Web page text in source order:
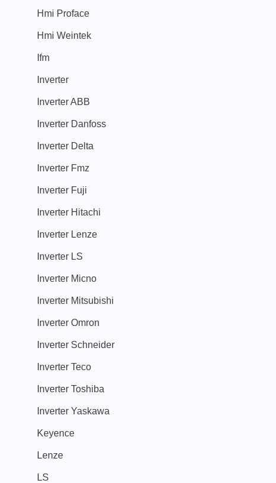
Hmi Proface
Hmi Weintek
Ifm
Inverter
Inverter ABB
Inverter Danfoss
Inverter Delta
Inverter Fmz
Inverter Fuji
Inverter Hitachi
Inverter Lenze
Inverter LS
Inverter Micno
Inverter Mitsubishi
Inverter Omron
Inverter Schneider
Inverter Teco
Inverter Toshiba
Inverter Yaskawa
Keyence
Lenze
LS